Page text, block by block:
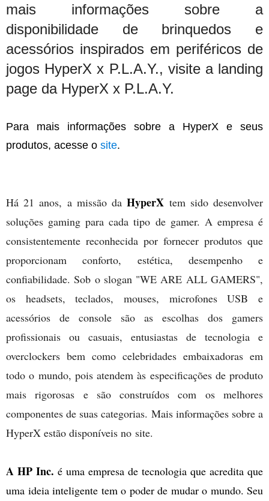
mais informações sobre a
disponibilidade de brinquedos e
acessórios inspirados em periféricos de
jogos HyperX x P.L.A.Y., visite a landing
page da HyperX x P.L.A.Y.
Para mais informações sobre a HyperX e seus
produtos, acesse o site.
Há 21 anos, a missão daHyperX tem sido desenvolver
soluções gaming para cada tipo de gamer. A empresa é
consistentemente reconhecida por fornecer produtos que
proporcionam conforto, estética, desempenho e
confiabilidade. Sob o slogan "WE ARE ALL GAMERS",
os headsets, teclados, mouses, microfones USB e
acessórios de console são as escolhas dos gamers
profissionais ou casuais, entusiastas de tecnologia e
overclockers bem como celebridades embaixadoras em
todo o mundo, pois atendem às especificações de produto
mais rigorosas e são construídos com os melhores
componentes de suas categorias. Mais informações sobre a
HyperX estão disponíveis no site.
A HP Inc. é uma empresa de tecnologia que acredita que
uma ideia inteligente tem o poder de mudar o mundo. Seu